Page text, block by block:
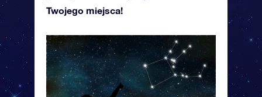
Twojego miejsca!